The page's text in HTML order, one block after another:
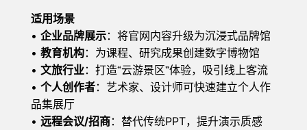
适用场景
• 企业品牌展示：将官网内容升级为沉浸式品牌馆
• 教育机构：为课程、研究成果创建数字博物馆
• 文旅行业：打造“云游景区”体验，吸引线上客流
• 个人创作者：艺术家、设计师可快速建立个人作
品集展厅
• 远程会议/招商：替代传统PPT，提升演示质感